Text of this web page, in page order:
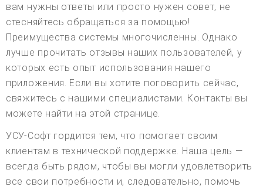
вам нужны ответы или просто нужен совет, не
стесняйтесь обращаться за помощью!
Преимущества системы многочисленны. Однако
лучше прочитать отзывы наших пользователей, у
которых есть опыт использования нашего
приложения. Если вы хотите поговорить сейчас,
свяжитесь с нашими специалистами. Контакты вы
можете найти на этой странице.
УСУ-Софт гордится тем, что помогает своим
клиентам в технической поддержке. Наша цель —
всегда быть рядом, чтобы вы могли удовлетворить
все свои потребности и, следовательно, помочь